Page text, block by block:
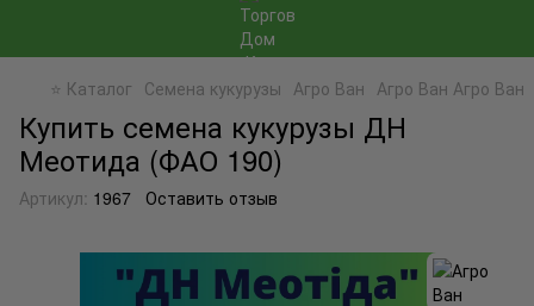
⭐ Каталог Семена кукурузы Агро Ван Агро Ван Агро Ван
Купить семена кукурузы ДН
Меотида (ФАО 190)
Артикул: 1967 Оставить отзыв